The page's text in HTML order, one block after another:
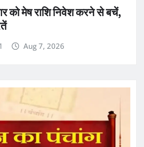
को मेष राशि निवेश करने से बचें,
Aug 7, 2026